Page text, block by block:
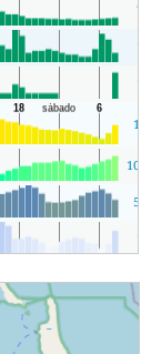
7
1
1
16
59
1